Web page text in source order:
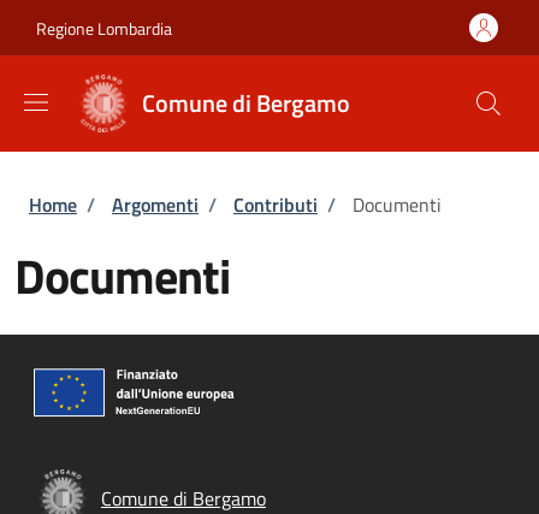
Regione Lombardia
Comune di Bergamo
Briciole di pane
Home / Argomenti / Contributi / Documenti
Documenti
Comune di Bergamo